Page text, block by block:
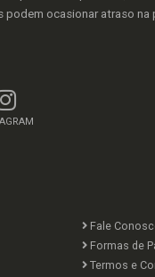
podem ocasionar atraso na
Fale
Formas de
Termos e